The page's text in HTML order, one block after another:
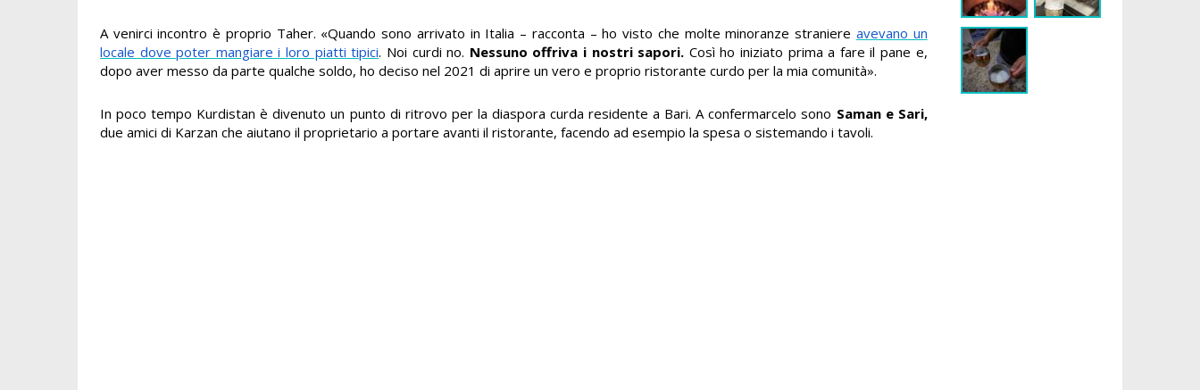
A venirci incontro è proprio Taher. «Quando sono arrivato in Italia – racconta – ho visto che molte minoranze straniere avevano un
locale dove poter mangiare i loro piatti tipici. Noi curdi no. Nessuno offriva i nostri sapori. Così ho iniziato prima a fare il pane e,
dopo aver messo da parte qualche soldo, ho deciso nel 2021 di aprire un vero e proprio ristorante curdo per la mia comunità».
In poco tempo Kurdistan è divenuto un punto di ritrovo per la diaspora curda residente a Bari. A confermarcelo sono Saman e Sari,
due amici di Karzan che aiutano il proprietario a portare avanti il ristorante, facendo ad esempio la spesa o sistemando i tavoli.